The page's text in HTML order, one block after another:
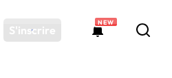
S'inscrire
NEW